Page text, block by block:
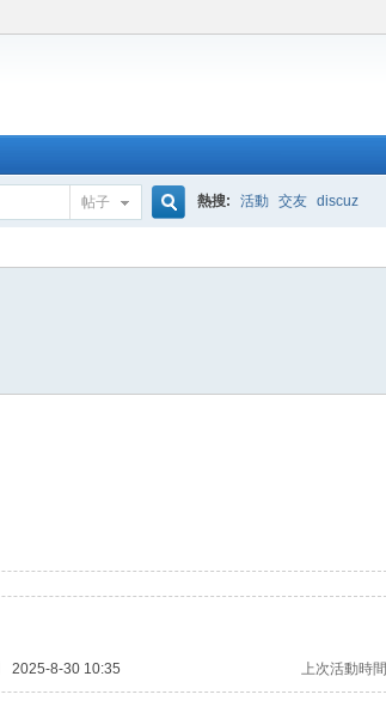
帖子 熱搜: 活動 交友 discuz
2025-8-30 10:35 上次活動時間